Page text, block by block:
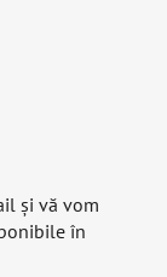
şi vă vom
în